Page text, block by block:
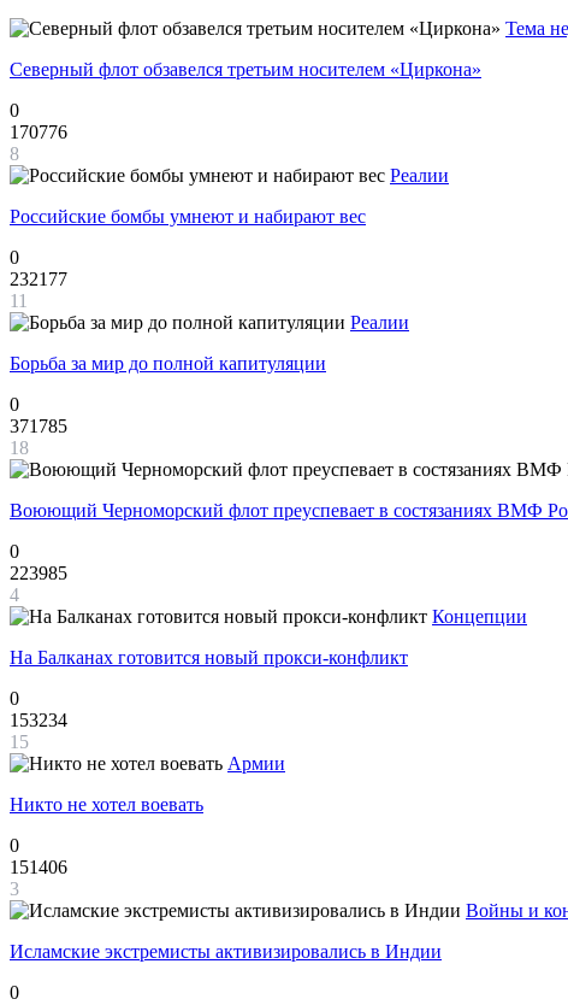
Тема
Северный флот обзавелся третьим носителем «Циркона»
0
170776
8
Реалии
Российские бомбы умнеют и набирают вес
0
232177
11
Реалии
Борьба за мир до полной капитуляции
0
371785
18
Воюющий Черноморский флот преуспевает в состязаниях ВМФ
0
223985
4
Концепции
На Балканах готовится новый прокси-конфликт
0
153234
15
Армии
Никто не хотел воевать
0
151406
3
Войны и
Исламские экстремисты активизировались в Индии
0